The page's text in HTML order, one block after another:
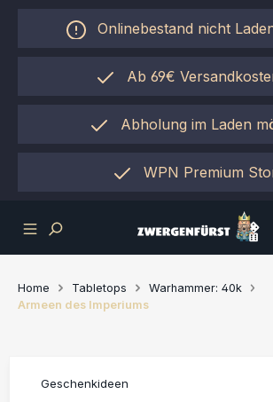
Zum Hauptinhalt springen
Onlinebestand nicht
Ab 69€
Abholung im Laden
einfach per
WPN Premium
Home Tabletops
Warhammer: 40k
Armeen des Imperiums
Geschenkideen